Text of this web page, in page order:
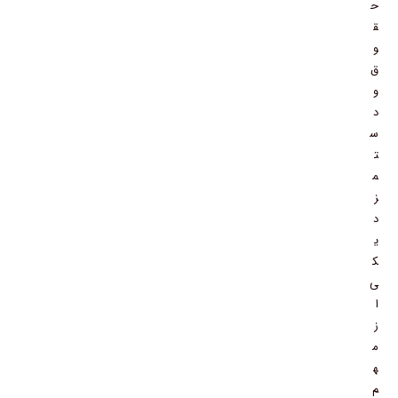
ح
ق
و
ق
و
د
س
ت
م
ز
د
ی
ک
ی
ا
ز
م
ه
م‌